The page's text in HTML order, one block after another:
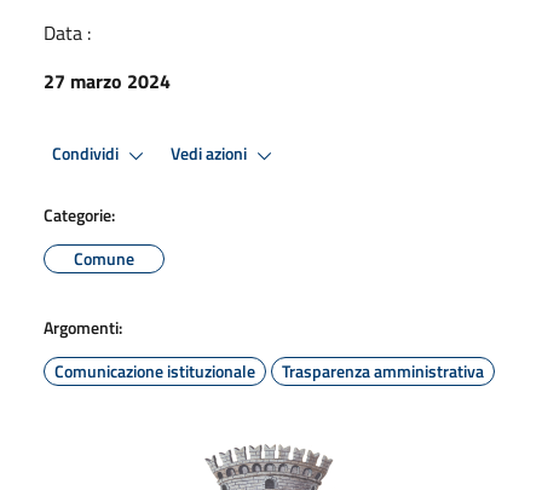
Data :
27 marzo 2024
Condividi Vedi azioni
Categorie:
Comune
Argomenti:
Comunicazione istituzionale
Trasparenza amministrativa